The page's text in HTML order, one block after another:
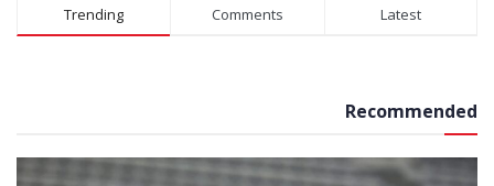
Alternative:
Trending Comments Latest
Recommended